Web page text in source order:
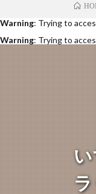
: Trying to
Warning: Trying to
Warning: Trying to